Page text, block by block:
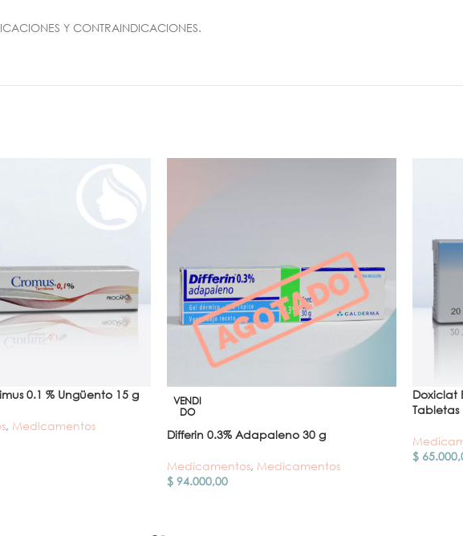
Y CONTRAINDICACIONES.
0.1 % Ungüento 15 g
, Medicamentos
VENDI
DO
Differin 0.3% Adapaleno 30 g
Medicamentos, Medicamentos
$ 94.000,00
Doxiclat
Tabletas
$